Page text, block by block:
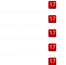
17
17
17
17
17